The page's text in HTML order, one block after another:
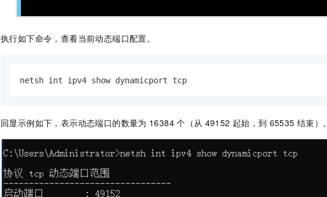
执行如下命令，查看当前动态端口配置。
netsh int ipv4 show dynamicport tcp
回显示例如下，表示动态端口的数量为 16384 个（从 49152 起始，到 65535 结束）